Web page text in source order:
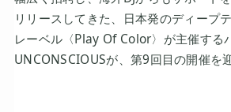
リリースしてきた、日本発のディープ
レーベル〈Play Of Color〉が主催する
UNCONSCIOUSが、第9回目の開催を迎